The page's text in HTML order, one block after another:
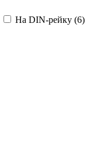
На DIN-рейку (6)